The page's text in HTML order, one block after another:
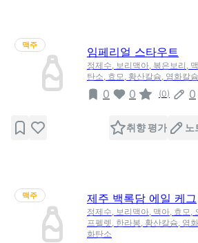
맥주
임페리얼 스타우트
정제수, 보리맥아, 볶은보리,
탄소, 효모, 황산칼슘, 염화칼
0 0 (0) 0
취향 평가 노
맥주 제주 백록담 에일 케그
정제수, 보리맥아, 맥아, 효모,
프펠렛, 한라봉, 황산칼슘, 염
화탄소